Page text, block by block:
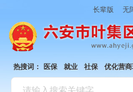
长辈版 无
热搜词： 医保 就业 社保 优化营